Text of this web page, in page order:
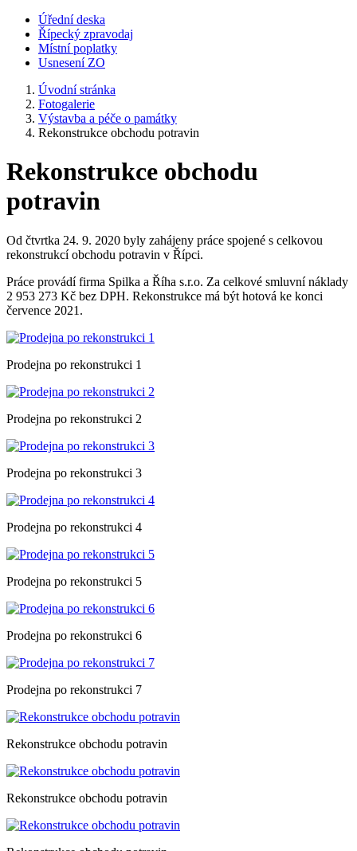
Úřední deska
Řípecký zpravodaj
Místní poplatky
Usnesení ZO
Úvodní stránka
Fotogalerie
Výstavba a péče o památky
Rekonstrukce obchodu potravin
Rekonstrukce obchodu
potravin
Od čtvrtka 24. 9. 2020 byly zahájeny práce spojené s celkovou
rekonstrukcí obchodu potravin v Řípci.
Práce provádí firma Spilka a Říha s.r.o. Za celkové smluvní náklady
2 953 273 Kč bez DPH. Rekonstrukce má být hotová ke konci
července 2021.
Prodejna po rekonstrukci 1
Prodejna po rekonstrukci 2
Prodejna po rekonstrukci 3
Prodejna po rekonstrukci 4
Prodejna po rekonstrukci 5
Prodejna po rekonstrukci 6
Prodejna po rekonstrukci 7
Rekonstrukce obchodu potravin
Rekonstrukce obchodu potravin